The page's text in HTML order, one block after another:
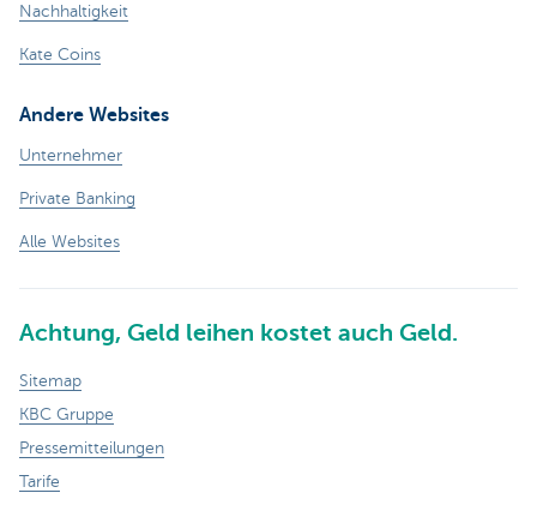
Nachhaltigkeit
Kate Coins
Andere Websites
Unternehmer
Private Banking
Alle Websites
Achtung, Geld leihen kostet auch Geld.
Sitemap
KBC Gruppe
Pressemitteilungen
Tarife